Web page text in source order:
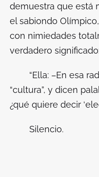
demuestra que está
el sabiondo
con nimiedades
verdadero
“Ella: –En esa
“cultura”, y dicen
¿qué quiere decir
Silencio.